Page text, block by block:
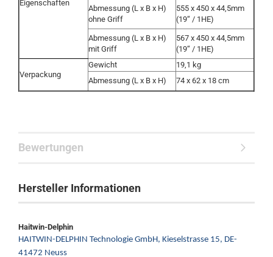
Eigenschaften
Abmessung (L x B x H)
ohne Griff
555 x 450 x 44,5mm
(19“ / 1HE)
Abmessung (L x B x H)
mit Griff
567 x 450 x 44,5mm
(19“ / 1HE)
Verpackung
Gewicht
19,1 kg
Abmessung (L x B x H)
74 x 62 x 18 cm
Bewertungen
Hersteller Informationen
Haitwin-Delphin
HAITWIN-DELPHIN Technologie GmbH, Kieselstrasse 15, DE-
41472 Neuss